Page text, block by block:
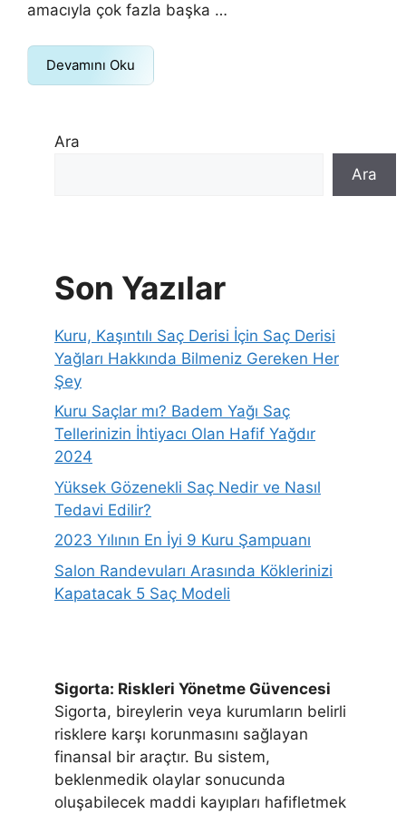
amacıyla çok fazla başka …
Devamını Oku
Ara
Ara
Son Yazılar
Kuru, Kaşıntılı Saç Derisi İçin Saç Derisi
Yağları Hakkında Bilmeniz Gereken Her
Şey
Kuru Saçlar mı? Badem Yağı Saç
Tellerinizin İhtiyacı Olan Hafif Yağdır
2024
Yüksek Gözenekli Saç Nedir ve Nasıl
Tedavi Edilir?
2023 Yılının En İyi 9 Kuru Şampuanı
Salon Randevuları Arasında Köklerinizi
Kapatacak 5 Saç Modeli
Sigorta: Riskleri Yönetme Güvencesi
Sigorta, bireylerin veya kurumların belirli
risklere karşı korunmasını sağlayan
finansal bir araçtır. Bu sistem,
beklenmedik olaylar sonucunda
oluşabilecek maddi kayıpları hafifletmek